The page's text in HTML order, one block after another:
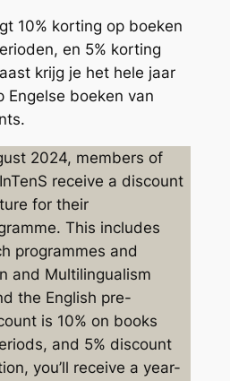
10% korting op boeken
en 5% korting
krijg je het hele jaar
Engelse boeken van
2024, members of
receive a discount
for their
This includes
programmes and
and Multilingualism
the English pre-
is 10% on books
and 5% discount
you’ll receive a year-